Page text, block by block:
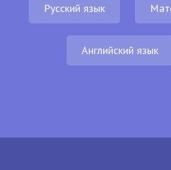
Русский язык
Английский язык